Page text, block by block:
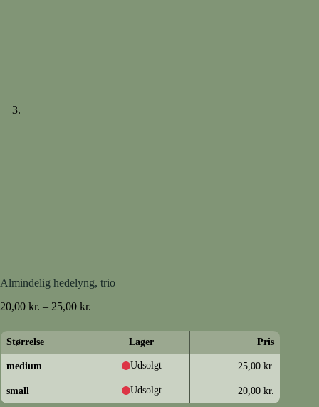
Almindelig hedelyng, trio
20,00 kr. – 25,00 kr.
til
25,00 kr.
Størrelse Lager Pris
medium Udsolgt 25,00 kr.
small Udsolgt 20,00 kr.